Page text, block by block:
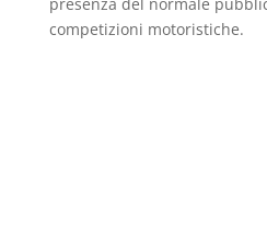
presenza del normale
competizioni motoristiche.